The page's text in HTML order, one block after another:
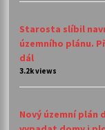
Starosta slíbil
územního plánu.
dál
3.2k views
Nový územní